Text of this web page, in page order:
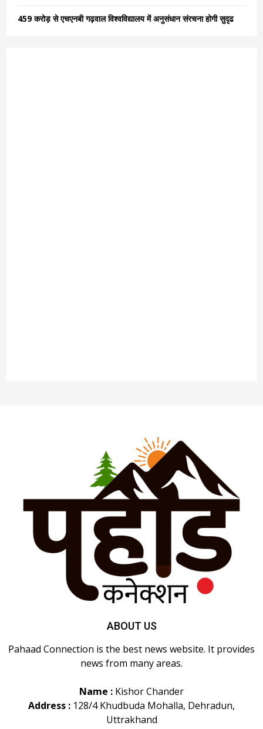
459 करोड़ से एचएनबी गढ़वाल विश्वविद्यालय में अनुसंधान संरचना होगी सुदृढ
ABOUT US
Pahaad Connection is the best news website. It provides
news from many areas.
Name : Kishor Chander
Address : 128/4 Khudbuda Mohalla, Dehradun,
Uttrakhand